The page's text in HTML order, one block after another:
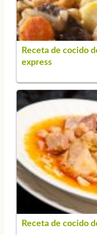
Receta de cocido
express
Receta de cocido